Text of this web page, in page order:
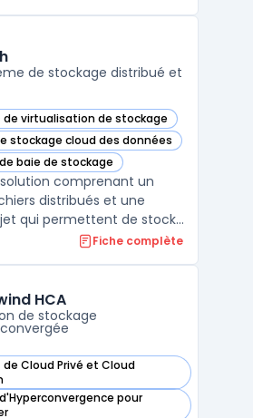
une infrastructure
permettant au ...
de stockage distribué et
de virtualisation de stockage
cette catégorie
stockage cloud des données
cette catégorie
baie de stockage
cette catégorie
comprenant un
distribués et une
qui permettent de stocker
des données sans passer
et résilient aux pannes.
Avec Ceph, les ...
Fiche complète
HCA
de stockage
Cloud Privé et Cloud
HCA dans cette catégorie
pour
dans cette catégorie